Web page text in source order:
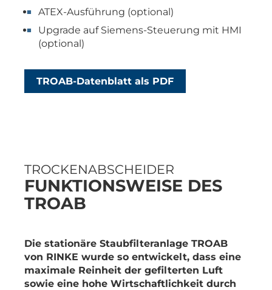
ATEX-Ausführung (optional)
Upgrade auf Siemens-Steuerung mit HMI
(optional)
TROAB-Datenblatt als PDF
TROCKENABSCHEIDER
FUNKTIONSWEISE DES
TROAB
Die stationäre Staubfilteranlage TROAB
von RINKE wurde so entwickelt, dass eine
maximale Reinheit der gefilterten Luft
sowie eine hohe Wirtschaftlichkeit durch